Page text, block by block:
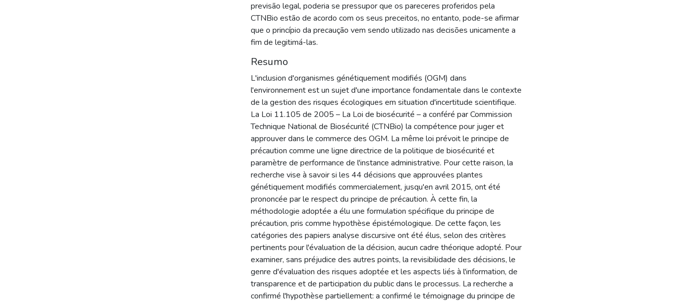
previsão legal, poderia se pressupor que os pareceres proferidos pela
CTNBio estão de acordo com os seus preceitos, no entanto, pode-se afirmar
que o princípio da precaução vem sendo utilizado nas decisões unicamente a
fim de legitimá-las.
Resumo
L'inclusion d'organismes génétiquement modifiés (OGM) dans
l'environnement est un sujet d'une importance fondamentale dans le contexte
de la gestion des risques écologiques em situation d'incertitude scientifique.
La Loi 11.105 de 2005 – La Loi de biosécurité – a conféré par Commission
Technique National de Biosécurité (CTNBio) la compétence pour juger et
approuver dans le commerce des OGM. La même loi prévoit le principe de
précaution comme une ligne directrice de la politique de biosécurité et
paramètre de performance de l'instance administrative. Pour cette raison, la
recherche vise à savoir si les 44 décisions que approuvées plantes
génétiquement modifiés commercialement, jusqu'en avril 2015, ont été
prononcée par le respect du principe de précaution. À cette fin, la
méthodologie adoptée a élu une formulation spécifique du principe de
précaution, pris comme hypothèse épistémologique. De cette façon, les
catégories des papiers analyse discursive ont été élus, selon des critères
pertinents pour l'évaluation de la décision, aucun cadre théorique adopté. Pour
examiner, sans préjudice des autres points, la revisibilidade des décisions, le
genre d'évaluation des risques adoptée et les aspects liés à l'information, de
transparence et de participation du public dans le processus. La recherche a
confirmé l'hypothèse partiellement: a confirmé le témoignage du principe de